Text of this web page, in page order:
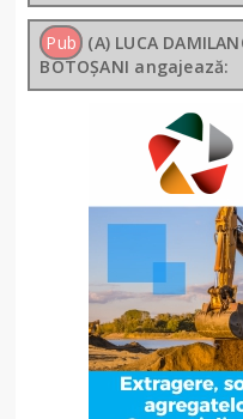
Pub (A) LUCA
BOTOȘANI angajează: